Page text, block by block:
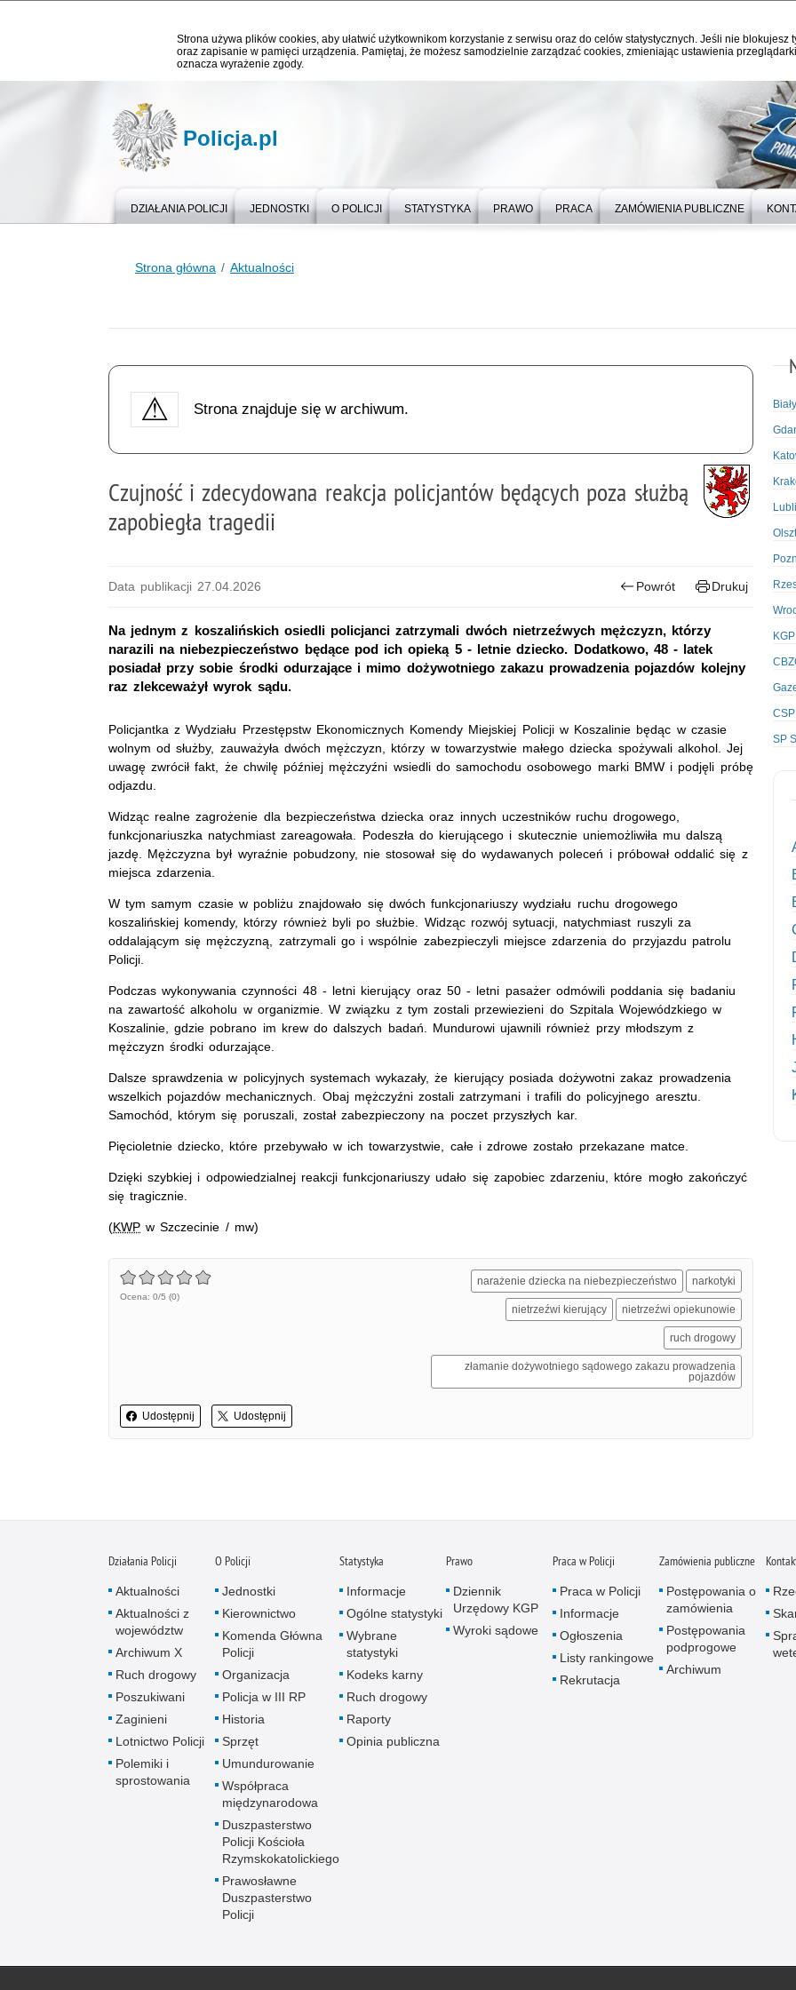
Strona używa plików cookies, aby ułatwić użytkownikom korzystanie z serwisu oraz do celów statystycznych. Jeśli nie blokujesz
oraz zapisanie w pamięci urządzenia. Pamiętaj, że możesz samodzielnie zarządzać cookies, zmieniając ustawienia
oznacza wyrażenie zgody.
Policja.pl
DZIAŁANIA POLICJI JEDNOSTKI O POLICJI STATYSTYKA PRAWO PRACA ZAMÓWIENIA PUBLICZNE
Strona główna Aktualności
Strona znajduje się w archiwum.
Czujność i zdecydowana reakcja policjantów będących poza służbą
zapobiegła tragedii
Data publikacji 27.04.2026 Powrót Drukuj
Na jednym z koszalińskich osiedli policjanci zatrzymali dwóch nietrzeźwych mężczyzn, którzy
narazili na niebezpieczeństwo będące pod ich opieką 5 - letnie dziecko. Dodatkowo, 48 - latek
posiadał przy sobie środki odurzające i mimo dożywotniego zakazu prowadzenia pojazdów kolejny
raz zlekceważył wyrok sądu.
Policjantka z Wydziału Przestępstw Ekonomicznych Komendy Miejskiej Policji w Koszalinie będąc w czasie
wolnym od służby, zauważyła dwóch mężczyzn, którzy w towarzystwie małego dziecka spożywali alkohol. Jej
uwagę zwrócił fakt, że chwilę później mężczyźni wsiedli do samochodu osobowego marki BMW i podjęli próbę
odjazdu.
Widząc realne zagrożenie dla bezpieczeństwa dziecka oraz innych uczestników ruchu drogowego,
funkcjonariuszka natychmiast zareagowała. Podeszła do kierującego i skutecznie uniemożliwiła mu dalszą
jazdę. Mężczyzna był wyraźnie pobudzony, nie stosował się do wydawanych poleceń i próbował oddalić się z
miejsca zdarzenia.
W tym samym czasie w pobliżu znajdowało się dwóch funkcjonariuszy wydziału ruchu drogowego
koszalińskiej komendy, którzy również byli po służbie. Widząc rozwój sytuacji, natychmiast ruszyli za
oddalającym się mężczyzną, zatrzymali go i wspólnie zabezpieczyli miejsce zdarzenia do przyjazdu patrolu
Policji.
Podczas wykonywania czynności 48 - letni kierujący oraz 50 - letni pasażer odmówili poddania się badaniu
na zawartość alkoholu w organizmie. W związku z tym zostali przewiezieni do Szpitala Wojewódzkiego w
Koszalinie, gdzie pobrano im krew do dalszych badań. Mundurowi ujawnili również przy młodszym z
mężczyzn środki odurzające.
Dalsze sprawdzenia w policyjnych systemach wykazały, że kierujący posiada dożywotni zakaz prowadzenia
wszelkich pojazdów mechanicznych. Obaj mężczyźni zostali zatrzymani i trafili do policyjnego aresztu.
Samochód, którym się poruszali, został zabezpieczony na poczet przyszłych kar.
Pięcioletnie dziecko, które przebywało w ich towarzystwie, całe i zdrowe zostało przekazane matce.
Dzięki szybkiej i odpowiedzialnej reakcji funkcjonariuszy udało się zapobiec zdarzeniu, które mogło zakończyć
się tragicznie.
(KWP w Szczecinie / mw)
Ocena: 0/5 (0)
Udostępnij Udostępnij
narażenie dziecka na niebezpieczeństwo narkotyki
nietrzeźwi kierujący nietrzeźwi opiekunowie
ruch drogowy
złamanie dożywotniego sądowego zakazu prowadzenia
pojazdów
KGP
SP
Działania Policji
Aktualności
Aktualności z
województw
Archiwum X
Ruch drogowy
Poszukiwani
Zaginieni
Lotnictwo Policji
Polemiki i
sprostowania
O Policji
Jednostki
Kierownictwo
Komenda Główna
Policji
Organizacja
Policja w III RP
Historia
Sprzęt
Umundurowanie
Współpraca
międzynarodowa
Duszpasterstwo
Policji Kościoła
Rzymskokatolickiego
Prawosławne
Duszpasterstwo
Policji
Statystyka
Informacje
Ogólne statystyki
Wybrane
statystyki
Kodeks karny
Ruch drogowy
Raporty
Opinia publiczna
Prawo
Dziennik
Urzędowy KGP
Wyroki sądowe
Praca w Policji
Praca w Policji
Informacje
Ogłoszenia
Listy rankingowe
Rekrutacja
Zamówienia publiczne
Postępowania o
zamówienia
Postępowania
podprogowe
Archiwum